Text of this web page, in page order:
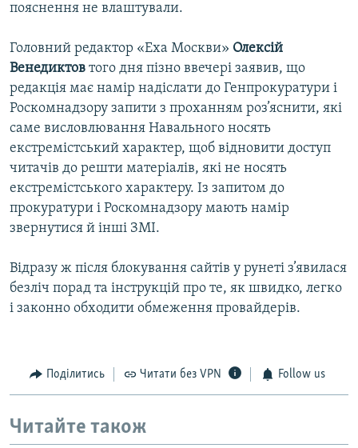
пояснення не влаштували.
Головний редактор «Еха Москви» Олексій
Венедиктов того дня пізно ввечері заявив, що
редакція має намір надіслати до Генпрокуратури і
Роскомнадзору запити з проханням роз’яснити, які
саме висловлювання Навального носять
екстремістський характер, щоб відновити доступ
читачів до решти матеріалів, які не носять
екстремістського характеру. Із запитом до
прокуратури і Роскомнадзору мають намір
звернутися й інші ЗМІ.
Відразу ж після блокування сайтів у рунеті з’явилася
безліч порад та інструкцій про те, як швидко, легко
і законно обходити обмеження провайдерів.
Поділитись Читати без VPN Follow us
Читайте також